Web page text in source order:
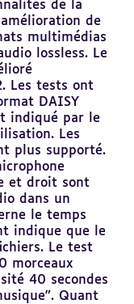
de la
de
multimédias
lossless. Le
Les tests ont
DAISY
indiqué par le
Les
plus supporté.
et droit sont
dans un
le temps
indique que le
Le test
morceaux
40 secondes
Quant